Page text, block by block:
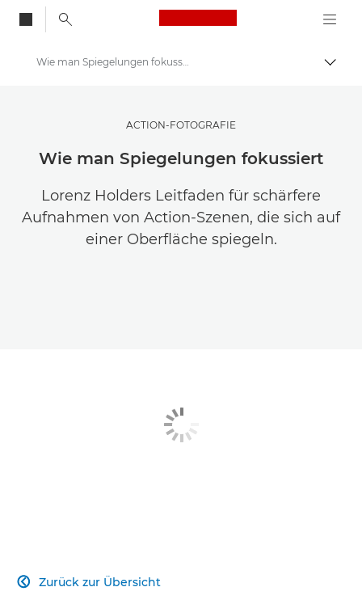
Canon Logo, back
Auf
Ihre Fotos und Videos günstiger speichern
Wie man Spiegelungen fokussiert
ACTION-FOTOGRAFIE
Wie man Spiegelungen fokussiert
Lorenz Holders Leitfaden für schärfere
Aufnahmen von Action-Szenen, die sich auf
einer Oberfläche spiegeln.
Zurück zur Übersicht
